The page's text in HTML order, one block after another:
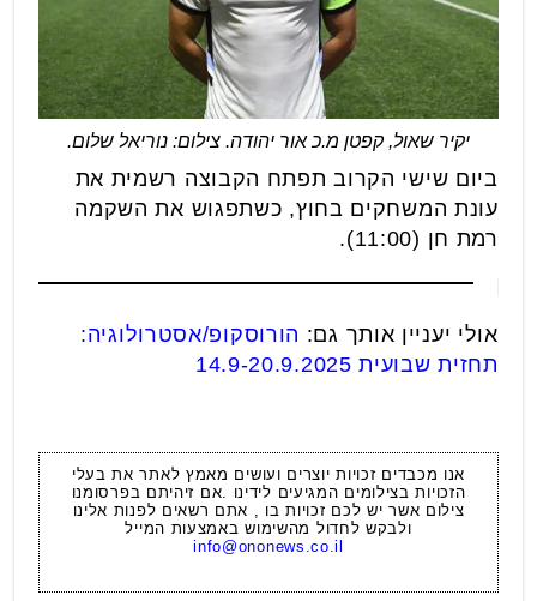
יקיר שאול, קפטן מ.כ אור יהודה. צילום: נוריאל שלום.
ביום שישי הקרוב תפתח הקבוצה רשמית את
עונת המשחקים בחוץ, כשתפגוש את השקמה
רמת חן (11:00).
אולי יעניין אותך גם: הורוסקופ/אסטרולוגיה:
תחזית שבועית 14.9-20.9.2025
אנו מכבדים זכויות יוצרים ועושים מאמץ לאתר את בעלי
הזכויות בצילומים המגיעים לידינו .אם זיהיתם בפרסומנו
צילום אשר יש לכם זכויות בו , אתם רשאים לפנות אלינו
ולבקש לחדול מהשימוש באמצעות המייל
info@ononews.co.il